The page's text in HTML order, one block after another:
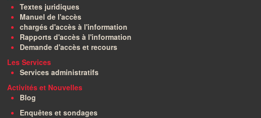
Textes juridiques
Manuel de l'accès
chargés d'accès à l'information
Rapports d'accès à l'information
Demande d'accès et recours
Les Services
Services administratifs
Activités et Nouvelles
Blog
Enquêtes et sondages